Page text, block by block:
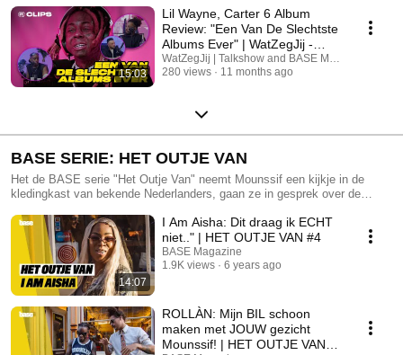
15:03
Lil Wayne, Carter 6 Album
Review: "Een Van De Slechtste
Albums Ever" | WatZegJij -
Clips
WatZegJij | Talkshow and BASE Magazine
280 views
11 months ago
BASE SERIE: HET OUTJE VAN
Het de BASE serie "Het Outje Van" neemt Mounssif een kijkje in de
kledingkast van bekende Nederlanders, gaan ze in gesprek over de
Zipper”.
14:07
I Am Aisha: Dit draag ik ECHT
niet.." | HET OUTJE VAN #4
BASE Magazine
1.9K views
6 years ago
ROLLÀN: Mijn BIL schoon
maken met JOUW gezicht
Mounssif! | HET OUTJE VAN